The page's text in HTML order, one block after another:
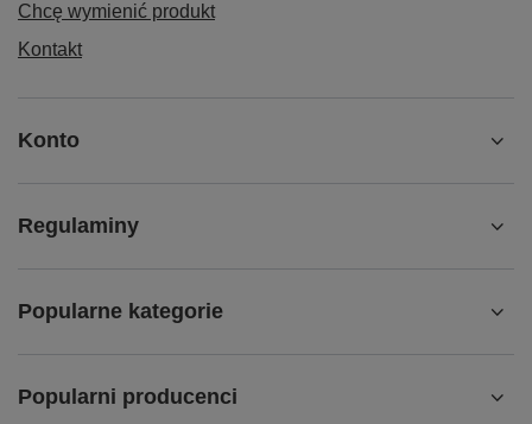
Chcę wymienić produkt
Kontakt
Konto
Regulaminy
Popularne kategorie
Popularni producenci